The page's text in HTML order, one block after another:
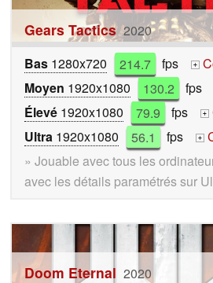
Gears Tactics 2020
Bas 1280x720 214.7 fps +
Moyen 1920x1080 130.2 fps
Élevé 1920x1080 79.9 fps +
Ultra 1920x1080 56.1 fps +
» Jouable avec tous les
avec les détails paramétrés sur
Doom Eternal 2020